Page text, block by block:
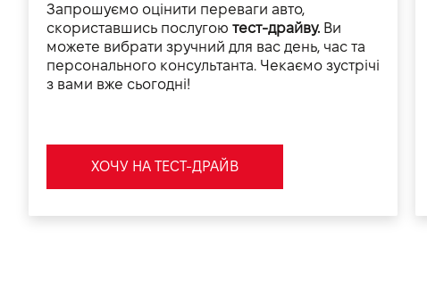
Запрошуємо оцінити переваги авто,
скориставшись послугою тест-драйву. Ви
можете вибрати зручний для вас день, час та
персонального консультанта. Чекаємо зустрічі
з вами вже сьогодні!
ХОЧУ НА ТЕСТ-ДРАЙВ